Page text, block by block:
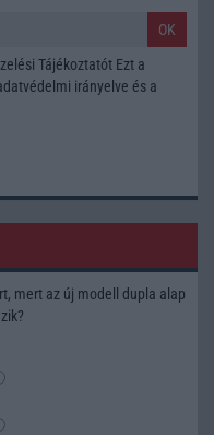
OK
Tájékoztatót Ezt a
irányelve és a
mert az új modell dupla alap